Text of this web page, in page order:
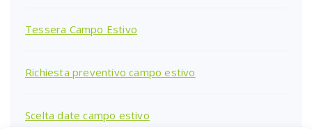
Tessera Campo Estivo
Richiesta preventivo campo estivo
Scelta date campo estivo